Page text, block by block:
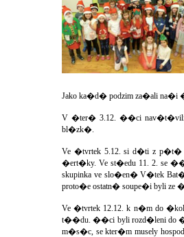
Jako ka�d� podzim za�ali
V �ter� 3.12. ��ci nav�t�vili
bl�zk�.
Ve �tvrtek 5.12. si d�ti z p�t�
�ert�ky. Ve st�edu 11. 2. se
skupinka ve slo�en� V�tek
proto�e ostatn� soupe�i byli ze
Ve �tvrtek 12.12. k n�m do
t��du. ��ci byli rozd�leni do
m�s�c, se kter�m musely